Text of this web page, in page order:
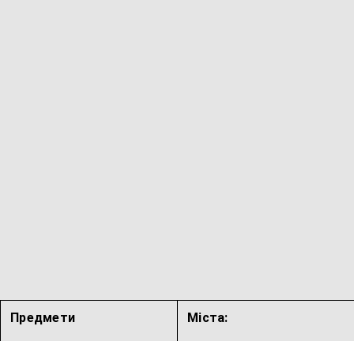
Предмети Міста: